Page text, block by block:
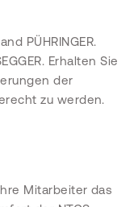
PÜHRINGER.
Erhalten Sie
der
zu werden.
Mitarbeiter das